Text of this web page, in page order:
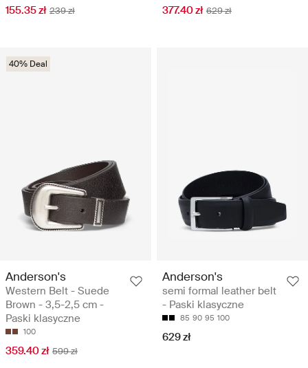
155.35 zł 239 zł 377.40 zł 629 zł
40% Deal
Anderson's
Western Belt - Suede
Brown - 3,5-2,5 cm -
Paski klasyczne
100
359.40 zł 599 zł
Anderson's
semi formal leather belt
- Paski klasyczne
85 90 95 100
629 zł